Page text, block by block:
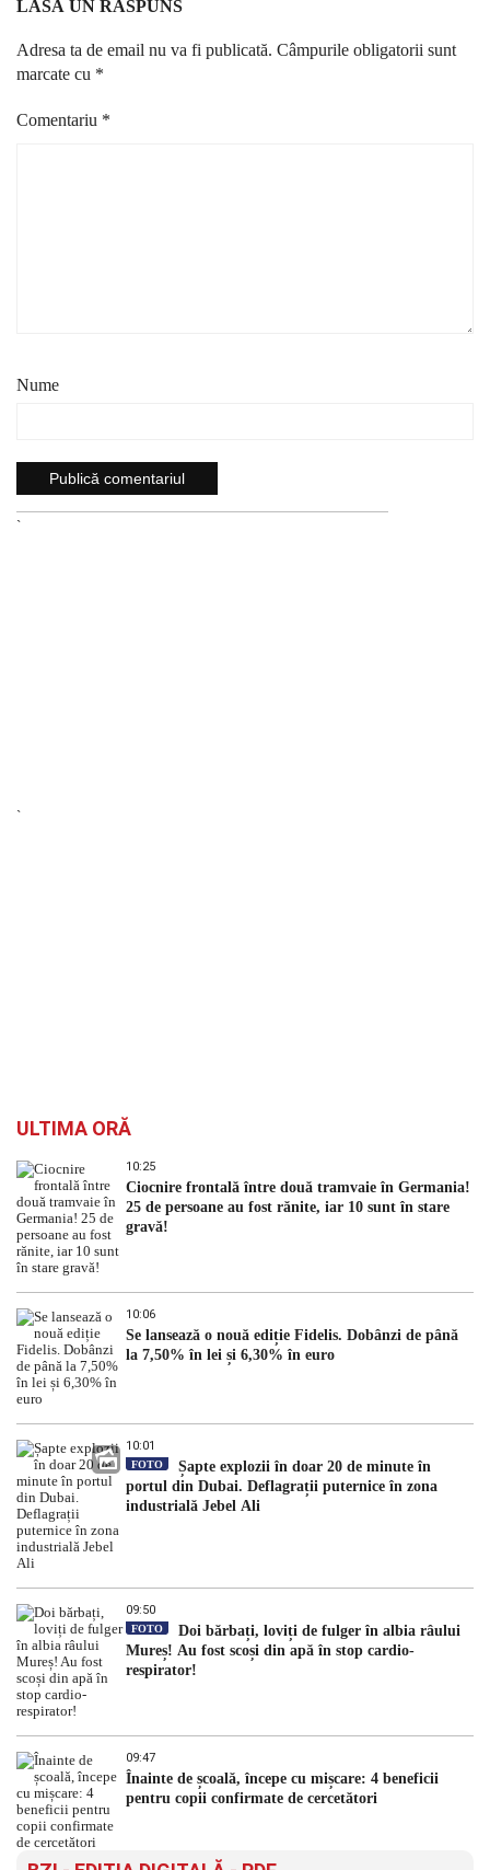
LASĂ UN RĂSPUNS
Adresa ta de email nu va fi publicată. Câmpurile obligatorii sunt
marcate cu *
Comentariu *
Nume
`
`
ULTIMA ORĂ
10:25
Ciocnire frontală între două tramvaie în Germania!
25 de persoane au fost rănite, iar 10 sunt în stare
gravă!
10:06
Se lansează o nouă ediție Fidelis. Dobânzi de până
la 7,50% în lei și 6,30% în euro
10:01
FOTO
Șapte explozii în doar 20 de minute în
portul din Dubai. Deflagrații puternice în zona
industrială Jebel Ali
09:50
FOTO
Doi bărbați, loviți de fulger în albia râului
Mureș! Au fost scoși din apă în stop cardio-
respirator!
09:47
Înainte de școală, începe cu mișcare: 4 beneficii
pentru copii confirmate de cercetători